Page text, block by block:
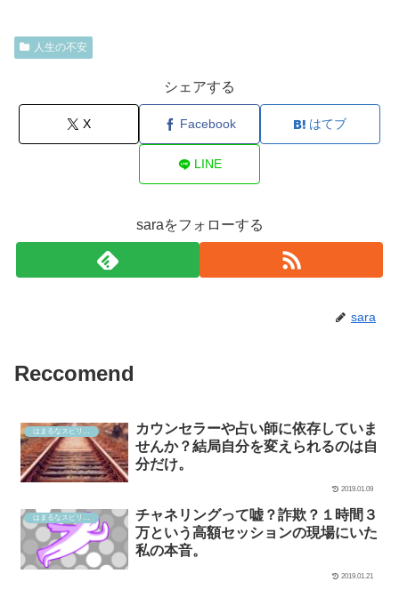
人生の不安
シェアする
X Facebook はてブ
LINE
saraをフォローする
sara
Reccomend
カウンセラーや占い師に依存していま
せんか？結局自分を変えられるのは自
分だけ。
2019.01.09
はまるなスピリチュアル
チャネリングって嘘？詐欺？１時間３
万という高額セッションの現場にいた
私の本音。
2019.01.21